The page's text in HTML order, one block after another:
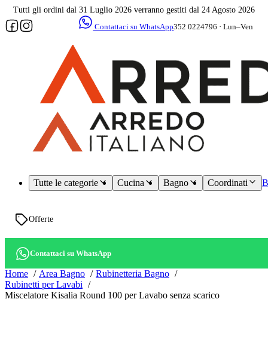
Tutti gli ordini dal 31 Luglio 2026 verranno gestiti dal 24 Agosto 2026
Contattaci su WhatsApp352 0224796 · Lun–Ven
Tutte le categorie Cucina Bagno Coordinati
Offerte
Contattaci su WhatsApp
Home Area Bagno
Rubinetteria Bagno
Rubinetti per Lavabi
Miscelatore Kisalia Round 100 per Lavabo senza scarico